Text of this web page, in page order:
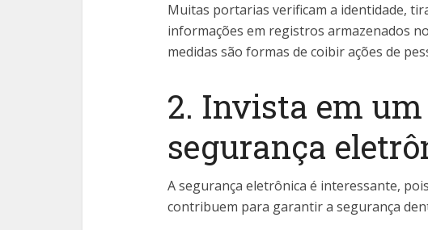
Muitas portarias verificam a identidade,
informações em registros armazenados
medidas são formas de coibir ações de
2. Invista em
segurança
A segurança eletrônica é interessante,
contribuem para garantir a segurança